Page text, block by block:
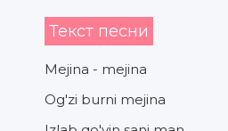
Текст песни
Mejina - mejina
Og'zi burni mejina